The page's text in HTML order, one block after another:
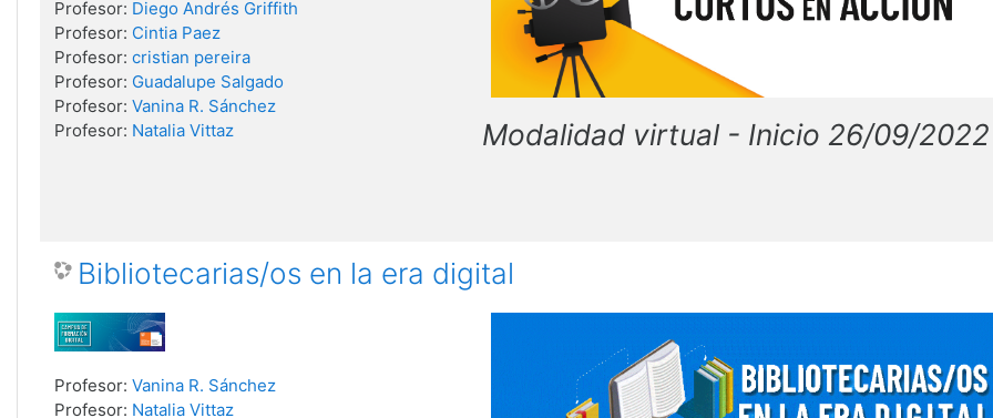
Modalidad virtual - Inicio 26/09/2022
Profesor: Diego Andrés Griffith
Profesor: Cintia Paez
Profesor: cristian pereira
Profesor: Guadalupe Salgado
Profesor: Vanina R. Sánchez
Profesor: Natalia Vittaz
Bibliotecarias/os en la era digital
Profesor: Vanina R. Sánchez
Profesor: Natalia Vittaz